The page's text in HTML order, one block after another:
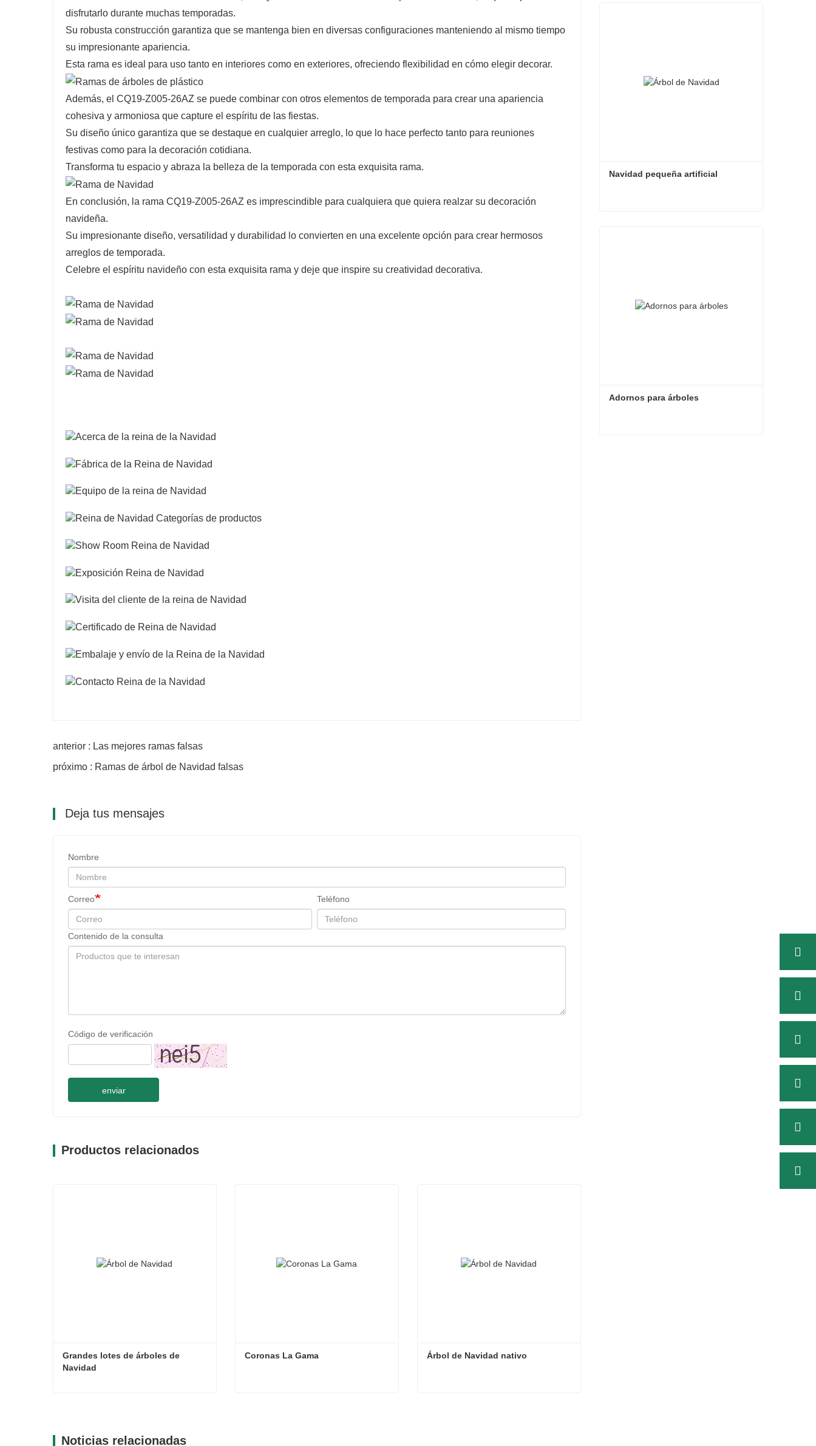
disfrutarlo durante muchas temporadas.
Su robusta construcción garantiza que se mantenga bien en diversas configuraciones manteniendo al mismo tiempo
su impresionante apariencia.
Esta rama es ideal para uso tanto en interiores como en exteriores, ofreciendo flexibilidad en cómo elegir decorar.
Además, el CQ19-Z005-26AZ se puede combinar con otros elementos de temporada para crear una apariencia
cohesiva y armoniosa que capture el espíritu de las fiestas.
Su diseño único garantiza que se destaque en cualquier arreglo, lo que lo hace perfecto tanto para reuniones
festivas como para la decoración cotidiana.
Transforma tu espacio y abraza la belleza de la temporada con esta exquisita rama.
En conclusión, la rama CQ19-Z005-26AZ es imprescindible para cualquiera que quiera realzar su decoración
navideña.
Su impresionante diseño, versatilidad y durabilidad lo convierten en una excelente opción para crear hermosos
arreglos de temporada.
Celebre el espíritu navideño con esta exquisita rama y deje que inspire su creatividad decorativa.
anterior : Las mejores ramas falsas
próximo : Ramas de árbol de Navidad falsas
Deja tus mensajes
Nombre
Correo Teléfono
Contenido de la consulta
Código de verificación
enviar
Productos relacionados
Grandes lotes de árboles de
Navidad
Coronas La Gama Árbol de Navidad nativo
Noticias relacionadas
Navidad pequeña artificial
Adornos para árboles